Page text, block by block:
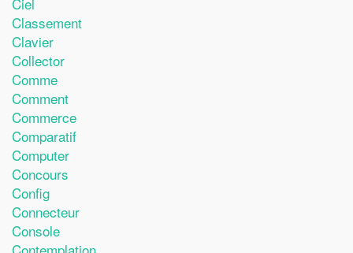
Classement
Clavier
Collector
Comme
Comment
Commerce
Comparatif
Computer
Concours
Config
Connecteur
Console